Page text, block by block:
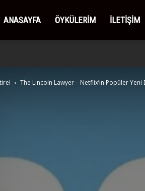
Düşlerden
ANASAYFA ÖYKÜLERIM İLETIŞIM
The Lincoln Lawyer – Netflix’in Popüler